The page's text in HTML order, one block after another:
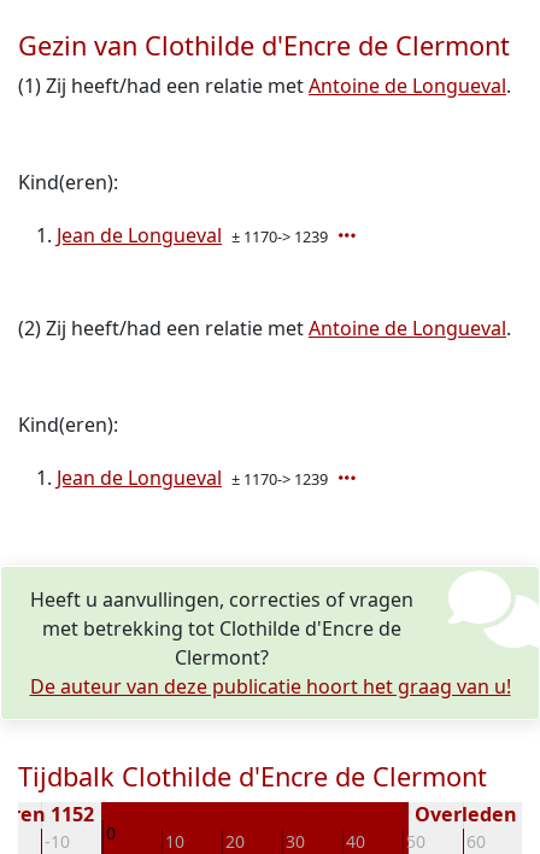
Gezin van Clothilde d'Encre de Clermont
(1) Zij heeft/had een relatie metAntoine de Longueval.
Kind(eren):
Jean de Longueval ± 1170-> 1239
(2) Zij heeft/had een relatie metAntoine de Longueval.
Kind(eren):
Jean de Longueval ± 1170-> 1239
Heeft u aanvullingen, correcties of vragen
met betrekking tot Clothilde d'Encre de
Clermont?
De auteur van deze publicatie hoort het graag van u!
Tijdbalk Clothilde d'Encre de Clermont
-10 0 10 20 30 40 50 60
1152 Overleden (